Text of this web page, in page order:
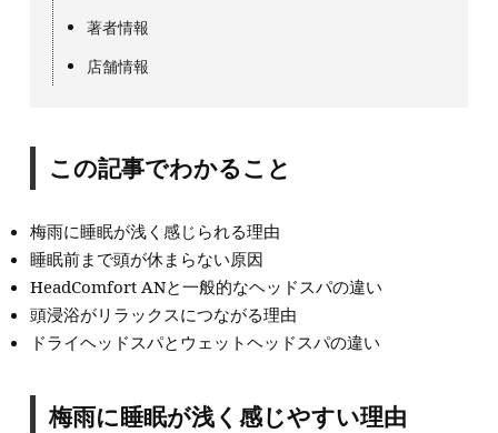
著者情報
店舗情報
この記事でわかること
梅雨に睡眠が浅く感じられる理由
睡眠前まで頭が休まらない原因
HeadComfort ANと一般的なヘッドスパの違い
頭浸浴がリラックスにつながる理由
ドライヘッドスパとウェットヘッドスパの違い
梅雨に睡眠が浅く感じやすい理由